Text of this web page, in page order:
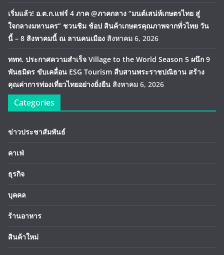
เริ่มแล้ว! อ.ต.ก.แฟร์ 4 ภาค @ภาคกลาง “มนต์เสน่ห์เกษตรไทย สู่
ใจกลางมหานคร” ชวนชิม ช้อป สินค้าเกษตรคุณภาพจากทั่วไทย วัน
นี้ – 8 สิงหาคมนี้ ณ ลานคนเมือง สิงหาคม 6, 2026
ททท. ประกาศความสำเร็จ Village to the World Season 5 ผนึก 9
พันธมิตร ขับเคลื่อน ESG Tourism สืบสานพระราชปณิธาน สร้าง
คุณค่าการท่องเที่ยวไทยอย่างยั่งยืน สิงหาคม 6, 2026
Categories
ข่าวประชาสัมพันธ์
คาเฟ่
ธุรกิจ
บุคคล
ร้านอาหาร
สินค้าใหม่